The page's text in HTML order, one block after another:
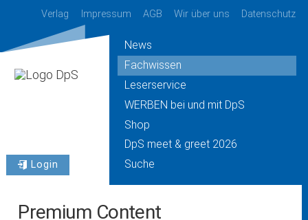
Verlag Impressum AGB Wir über uns Datenschutz
Login
News
Fachwissen
Leserservice
WERBEN bei und mit DpS
Shop
DpS meet & greet 2026
Suche
Premium Content